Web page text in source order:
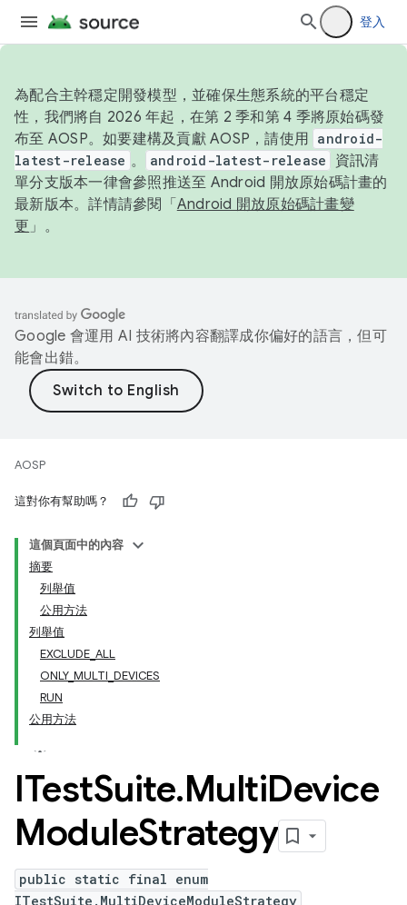
登入
為配合主幹穩定開發模型，並確保生態系統的平台穩定
性，我們將自 2026 年起，在第 2 季和第 4 季將原始碼發
布至 AOSP。如要建構及貢獻 AOSP，請使用 android-
latest-release 。 android-latest-release
資訊清
單分支版本一律會參照推送至 Android 開放原始碼計畫的
最新版本。詳情請參閱「 Android 開放原始碼計畫變
更 」。
Google 會運用 AI 技術將內容翻譯成你偏好的語言，但可
能會出錯。
AOSP
這對你有幫助嗎？
這個頁面中的內容
摘要
列舉值
公用方法
列舉值
EXCLUDE_ALL
ONLY_MULTI_DEVICES
RUN
公用方法
ITestSuite.MultiDevice
ModuleStrategy
public static final enum
ITestSuite.MultiDeviceModuleStrategy